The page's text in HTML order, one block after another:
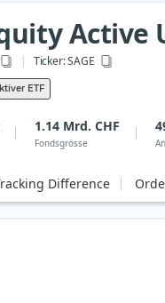
Active
Ticker:SAGE
ETF
1.14 Mrd. CHF
Fondsgrösse
Difference